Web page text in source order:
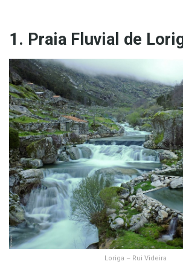
1. Praia Fluvial de
Loriga – Rui Videira